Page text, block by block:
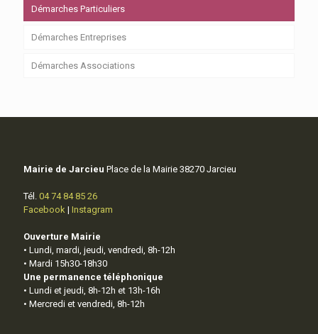
Démarches Particuliers
Démarches Entreprises
Démarches Associations
Mairie de Jarcieu Place de la Mairie 38270 Jarcieu
Tél. 04 74 84 85 26
Facebook | Instagram
Ouverture Mairie
• Lundi, mardi, jeudi, vendredi, 8h-12h
• Mardi 15h30-18h30
Une permanence téléphonique
• Lundi et jeudi, 8h-12h et 13h-16h
• Mercredi et vendredi, 8h-12h